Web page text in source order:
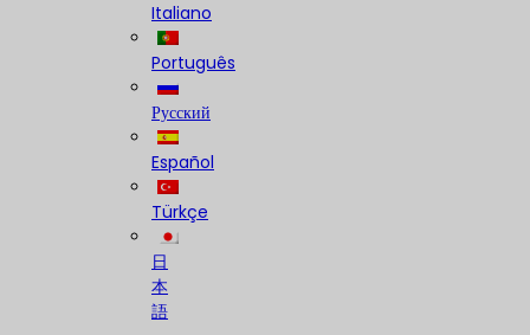
Italiano
Português
Русский
Español
Türkçe
日
本
語